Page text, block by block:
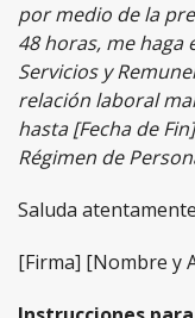
por medio de la
48 horas, me haga
Servicios y
relación laboral
hasta [Fecha de
Régimen de
Saluda
[Firma] [Nombre y